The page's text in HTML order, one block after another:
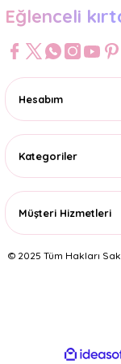
Eğlenceli
Hesabım
Kategoriler
Müşteri Hizmetleri
© 2025 Tüm Hakları